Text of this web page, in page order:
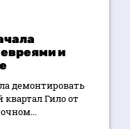
и
демонтировать
Гило от